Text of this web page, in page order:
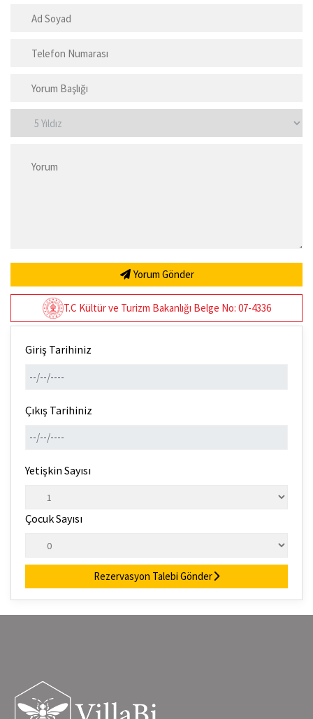
Yorum Gönder
T.C Kültür ve Turizm Bakanlığı Belge No: 07-4336
Giriş Tarihiniz
Çıkış Tarihiniz
Yetişkin Sayısı
Çocuk Sayısı
Rezervasyon Talebi Gönder